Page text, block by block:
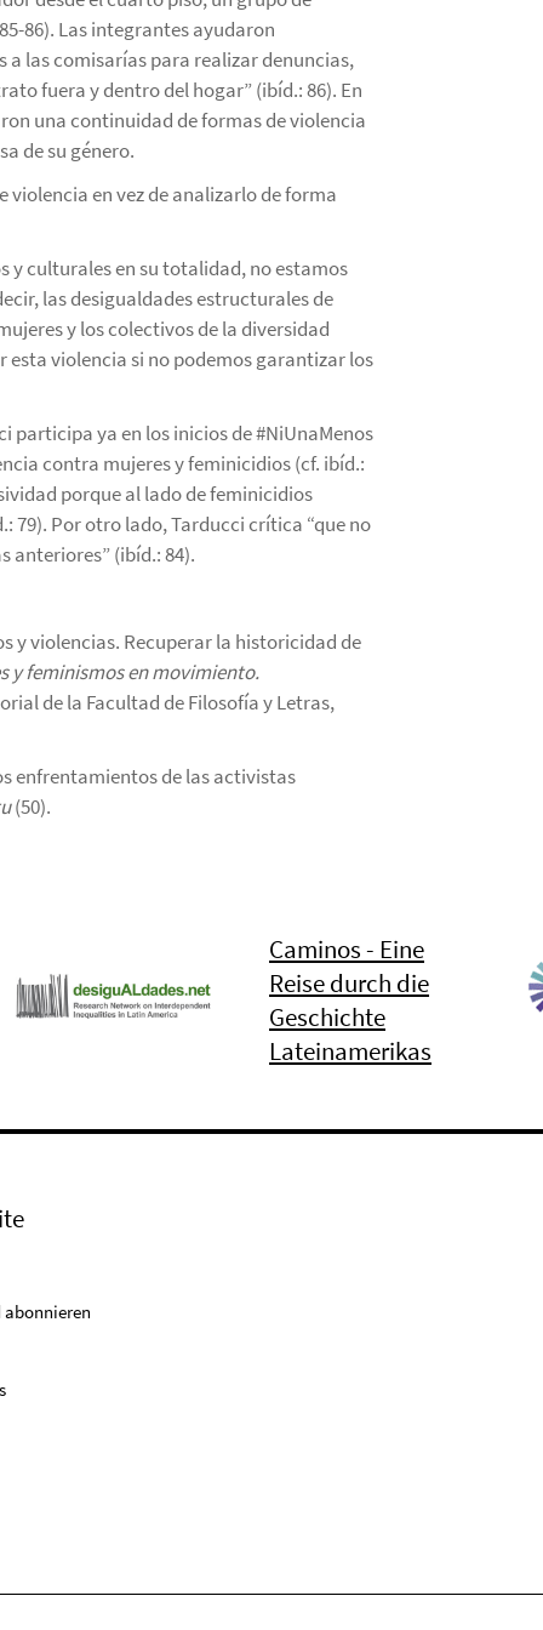
86). Las integrantes ayudaron
las comisarías para realizar denuncias,
fuera y dentro del hogar” (ibíd.: 86). En
una continuidad de formas de violencia
de su género.
violencia en vez de analizarlo de forma
y culturales en su totalidad, no estamos
las desigualdades estructurales de
y los colectivos de la diversidad
violencia si no podemos garantizar los
participa ya en los inicios de #NiUnaMenos
contra mujeres y feminicidios (cf. ibíd.:
porque al lado de feminicidios
79). Por otro lado, Tarducci crítica “que no
anteriores” (ibíd.: 84).
y violencias. Recuperar la historicidad de
y feminismos en movimiento.
de la Facultad de Filosofía y Letras,
enfrentamientos de las activistas
(50).
Caminos - Eine
Reise durch die
Geschichte
Lateinamerikas
abonnieren